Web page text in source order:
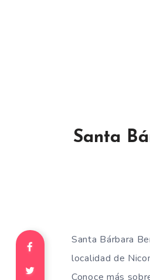
Santa
Santa Bárbara
localidad de
Conoce más